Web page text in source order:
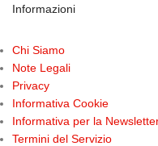
Informazioni
Chi Siamo
Note Legali
Privacy
Informativa Cookie
Informativa per la
Termini del Servizio